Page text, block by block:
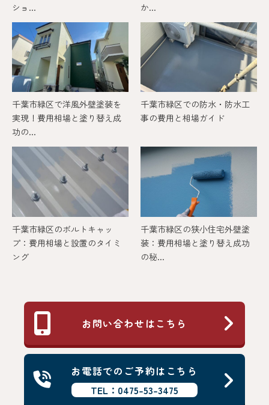
ショ...
か...
千葉市緑区で洋風外壁塗装を
実現！費用相場と塗り替え成
功の...
千葉市緑区での防水・防水工
事の費用と相場ガイド
千葉市緑区のボルトキャッ
プ：費用相場と設置のタイミ
ング
千葉市緑区の狭小住宅外壁塗
装：費用相場と塗り替え成功
の秘...
お問い合わせはこちら
お電話でのご予約はこちら
TEL：0475-53-3475